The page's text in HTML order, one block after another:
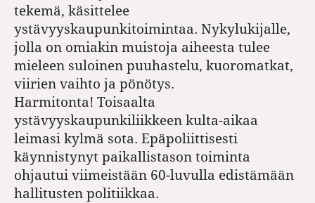
tekemä, käsittelee
ystävyyskaupunkitoimintaa. Nykylukijalle,
jolla on omiakin muistoja aiheesta tulee
mieleen suloinen puuhastelu, kuoromatkat,
viirien vaihto ja pönötys.
Harmitonta! Toisaalta
ystävyyskaupunkiliikkeen kulta-aikaa
leimasi kylmä sota. Epäpoliittisesti
käynnistynyt paikallistason toiminta
ohjautui viimeistään 60-luvulla edistämään
hallitusten politiikkaa.